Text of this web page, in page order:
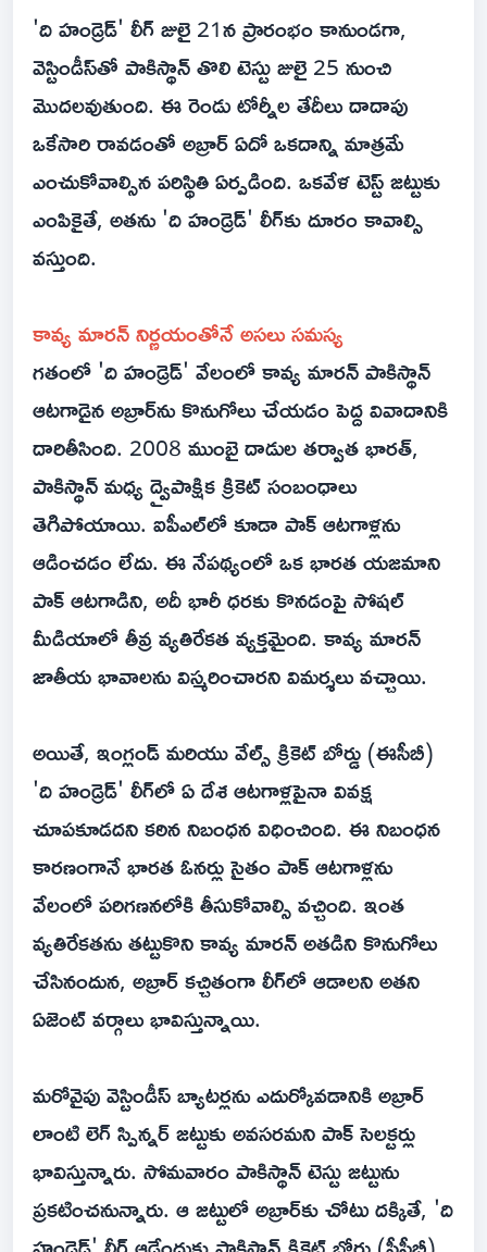
'ది హండ్రెడ్' లీగ్ జులై 21న ప్రారంభం కానుండగా,
వెస్టిండీస్‌తో పాకిస్థాన్ తొలి టెస్టు జులై 25 నుంచి
మొదలవుతుంది. ఈ రెండు టోర్నీల తేదీలు దాదాపు
ఒకేసారి రావడంతో అబ్రార్ ఏదో ఒకదాన్ని మాత్రమే
ఎంచుకోవాల్సిన పరిస్థితి ఏర్పడింది. ఒకవేళ టెస్ట్ జట్టుకు
ఎంపికైతే, అతను 'ది హండ్రెడ్' లీగ్‌కు దూరం కావాల్సి
వస్తుంది.
కావ్య మారన్ నిర్ణయంతోనే అసలు సమస్య
గతంలో 'ది హండ్రెడ్' వేలంలో కావ్య మారన్ పాకిస్థాన్
ఆటగాడైన అబ్రార్‌ను కొనుగోలు చేయడం పెద్ద వివాదానికి
దారితీసింది. 2008 ముంబై దాడుల తర్వాత భారత్,
పాకిస్థాన్ మధ్య ద్వైపాక్షిక క్రికెట్ సంబంధాలు
తెగిపోయాయి. ఐపీఎల్‌లో కూడా పాక్ ఆటగాళ్లను
ఆడించడం లేదు. ఈ నేపథ్యంలో ఒక భారత యజమాని
పాక్ ఆటగాడిని, అదీ భారీ ధరకు కొనడంపై సోషల్
మీడియాలో తీవ్ర వ్యతిరేకత వ్యక్తమైంది. కావ్య మారన్
జాతీయ భావాలను విస్మరించారని విమర్శలు వచ్చాయి.
అయితే, ఇంగ్లండ్ మరియు వేల్స్ క్రికెట్ బోర్డు (ఈసీబీ)
'ది హండ్రెడ్' లీగ్‌లో ఏ దేశ ఆటగాళ్లపైనా వివక్ష
చూపకూడదని కఠిన నిబంధన విధించింది. ఈ నిబంధన
కారణంగానే భారత ఓనర్లు సైతం పాక్ ఆటగాళ్లను
వేలంలో పరిగణనలోకి తీసుకోవాల్సి వచ్చింది. ఇంత
వ్యతిరేకతను తట్టుకొని కావ్య మారన్ అతడిని కొనుగోలు
చేసినందున, అబ్రార్ కచ్చితంగా లీగ్‌లో ఆడాలని అతని
ఏజెంట్ వర్గాలు భావిస్తున్నాయి.
మరోవైపు వెస్టిండీస్ బ్యాటర్లను ఎదుర్కోవడానికి అబ్రార్
లాంటి లెగ్ స్పిన్నర్ జట్టుకు అవసరమని పాక్ సెలక్టర్లు
భావిస్తున్నారు. సోమవారం పాకిస్థాన్ టెస్టు జట్టును
ప్రకటించనున్నారు. ఆ జట్టులో అబ్రార్‌కు చోటు దక్కితే, 'ది